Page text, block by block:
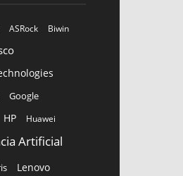
ASRock
Biwin
Google
HP Huawei
Artificial
Lenovo